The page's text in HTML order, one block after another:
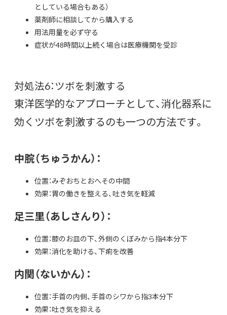
としている場合もある）
薬剤師に相談してから購入する
用法用量を必ず守る
症状が48時間以上続く場合は医療機関を受診
対処法6：ツボを刺激する
東洋医学的なアプローチとして、消化器系に
効くツボを刺激するのも一つの方法です。
中脘（ちゅうかん）：
位置：みぞおちとおへその中間
効果：胃の働きを整える、吐き気を軽減
足三里（あしさんり）：
位置：膝のお皿の下、外側のくぼみから指4本分下
効果：消化を助ける、下痢を改善
内関（ないかん）：
位置：手首の内側、手首のシワから指3本分下
効果：吐き気を抑える